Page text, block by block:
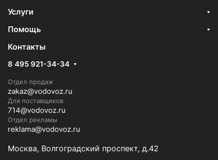
Услуги
Помощь
Контакты
8 495 921-34-34
Отдел продаж
zakaz@vodovoz.ru
Для поставщиков
714@vodovoz.ru
Отдел рекламы
reklama@vodovoz.ru
Москва, Волгоградский проспект, д.42